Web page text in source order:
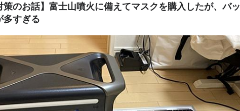
策のお話】富士山噴火に備えてマスクを購入したが、バッ
多すぎる